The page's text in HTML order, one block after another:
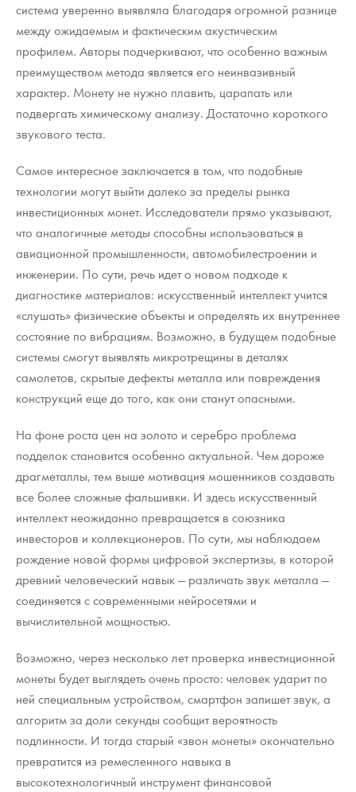
система уверенно выявляла благодаря огромной разнице
между ожидаемым и фактическим акустическим
профилем. Авторы подчеркивают, что особенно важным
преимуществом метода является его неинвазивный
характер. Монету не нужно плавить, царапать или
подвергать химическому анализу. Достаточно короткого
звукового теста.
Самое интересное заключается в том, что подобные
технологии могут выйти далеко за пределы рынка
инвестиционных монет. Исследователи прямо указывают,
что аналогичные методы способны использоваться в
авиационной промышленности, автомобилестроении и
инженерии. По сути, речь идет о новом подходе к
диагностике материалов: искусственный интеллект учится
«слушать» физические объекты и определять их внутреннее
состояние по вибрациям. Возможно, в будущем подобные
системы смогут выявлять микротрещины в деталях
самолетов, скрытые дефекты металла или повреждения
конструкций еще до того, как они станут опасными.
На фоне роста цен на золото и серебро проблема
подделок становится особенно актуальной. Чем дороже
драгметаллы, тем выше мотивация мошенников создавать
все более сложные фальшивки. И здесь искусственный
интеллект неожиданно превращается в союзника
инвесторов и коллекционеров. По сути, мы наблюдаем
рождение новой формы цифровой экспертизы, в которой
древний человеческий навык — различать звук металла —
соединяется с современными нейросетями и
вычислительной мощностью.
Возможно, через несколько лет проверка инвестиционной
монеты будет выглядеть очень просто: человек ударит по
ней специальным устройством, смартфон запишет звук, а
алгоритм за доли секунды сообщит вероятность
подлинности. И тогда старый «звон монеты» окончательно
превратится из ремесленного навыка в
высокотехнологичный инструмент финансовой